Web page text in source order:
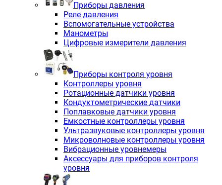
Приборы давления
Реле давления
Вспомогательные устройства
Манометры
Цифровые измерители давления
Приборы контроля уровня
Контроллеры уровня
Ротационные датчики уровня
Кондуктометрические датчики
Поплавковые датчики уровня
Емкостные контроллеры уровня
Ультразвуковые контроллеры уровня
Микроволновые контроллеры уровня
Вибрационные уровнемеры
Аксессуары для приборов контроля
уровня